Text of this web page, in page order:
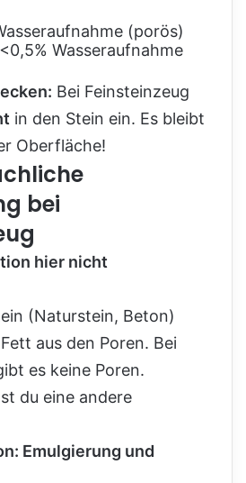
(porös)
Wasseraufnahme
Bei Feinsteinzeug
in den Stein ein. Es bleibt
Oberfläche!
bei
hier nicht
(Naturstein, Beton)
aus den Poren. Bei
es keine Poren.
du eine andere
Emulgierung und